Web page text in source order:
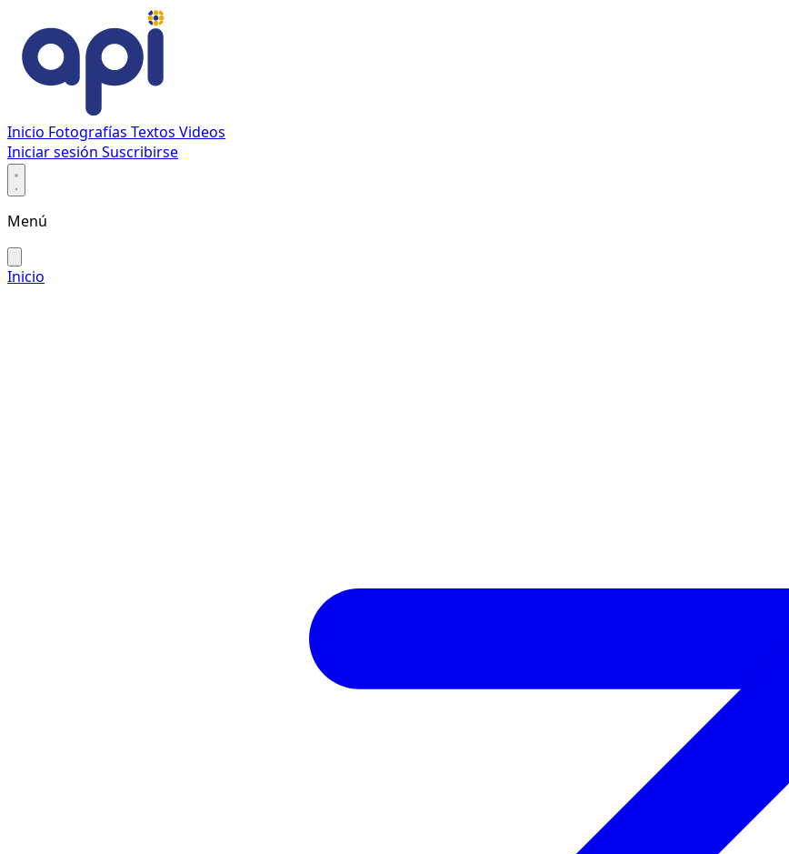
Inicio Fotografías Textos Videos
Iniciar sesión Suscribirse
Menú
Inicio